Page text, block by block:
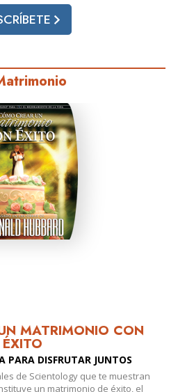
MATRIMONIO CON
ÉXITO
PARA DISFRUTAR JUNTOS
de Scientology que te muestran
un matrimonio de éxito, el